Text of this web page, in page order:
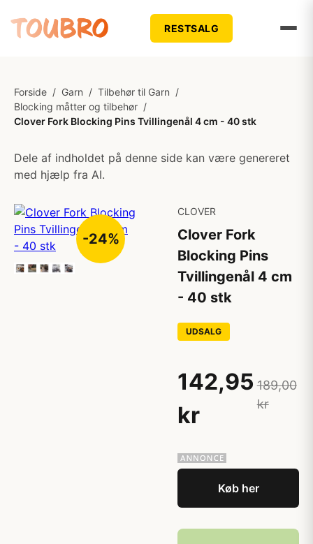
RESTSALG
Forside / Garn / Tilbehør til Garn /
Blocking måtter og tilbehør /
Clover Fork Blocking Pins Tvillingenål 4 cm - 40 stk
Dele af indholdet på denne side kan være genereret
med hjælp fra AI.
-24%
CLOVER
Clover Fork
Blocking Pins
Tvillingenål 4 cm
- 40 stk
UDSALG
142,95
kr
189,00
kr
Køb her